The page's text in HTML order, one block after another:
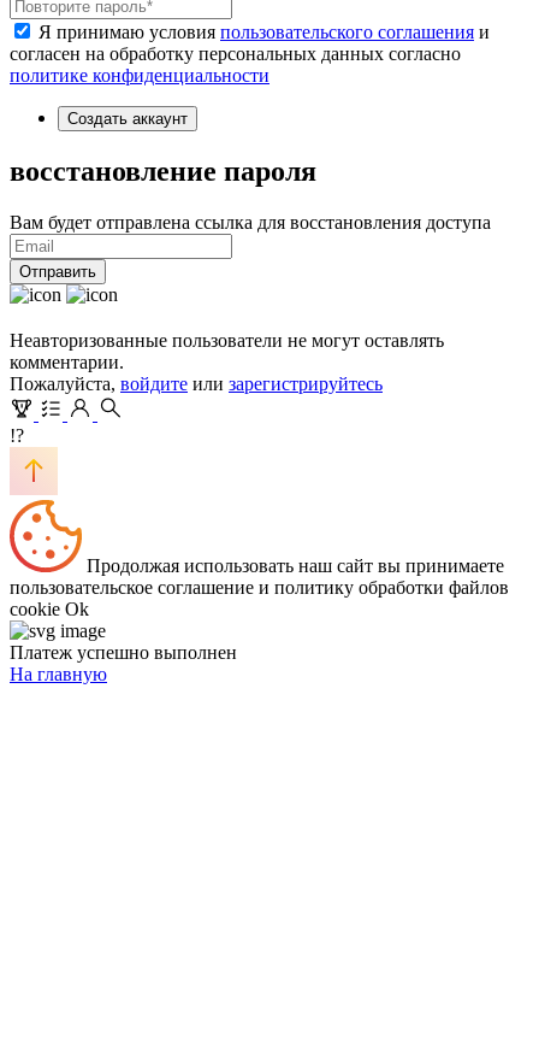
Я принимаю условия пользовательского соглашения и
согласен на обработку персональных данных согласно
политике конфиденциальности
Создать аккаунт
восстановление пароля
Вам будет отправлена ссылка для восстановления доступа
Отправить
Неавторизованные пользователи не могут оставлять
комментарии.
Пожалуйста, войдите или зарегистрируйтесь
!?
Продолжая использовать наш сайт вы принимаете
пользовательское соглашение и политику обработки файлов
cookie Ok
Платеж успешно выполнен
На главную